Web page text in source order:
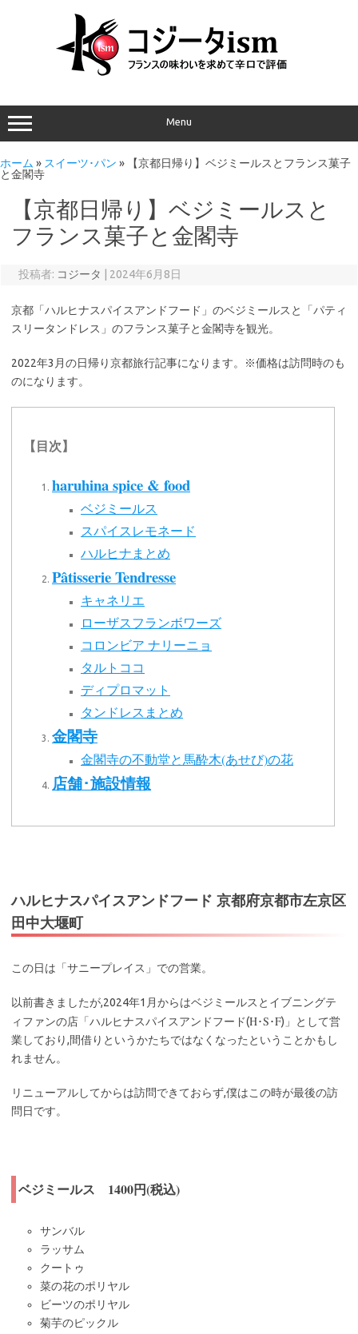
Menu
ホーム » スイーツ･パン »
【京都日帰り】ベジミールスとフランス菓子
と金閣寺
【京都日帰り】ベジミールスと
フランス菓子と金閣寺
投稿者: コジータ 2024年6月8日
京都「ハルヒナスパイスアンドフード」のベジミールスと「パティ
スリータンドレス」のフランス菓子と金閣寺を観光。
2022年3月の日帰り京都旅行記事になります。※価格は訪問時のも
のになります。
【目次】
haruhina spice & food
ベジミールス
スパイスレモネード
ハルヒナまとめ
Pâtisserie Tendresse
キャネリエ
ローザスフランボワーズ
コロンビア ナリーニョ
タルトココ
ディプロマット
タンドレスまとめ
金閣寺
金閣寺の不動堂と馬酔木(あせび)の花
店舗･施設情報
ハルヒナスパイスアンドフード 京都府京都市左京区
田中大堰町
この日は「サニープレイス」での営業。
以前書きましたが,2024年1月からはベジミールスとイブニングテ
ィファンの店「ハルヒナスパイスアンドフード(H･S･F)」として営
業しており,間借りというかたちではなくなったということかもし
れません。
リニューアルしてからは訪問できておらず,僕はこの時が最後の訪
問日です。
ベジミールス 1400円(税込)
サンバル
ラッサム
クートゥ
菜の花のポリヤル
ビーツのポリヤル
菊芋のピックル